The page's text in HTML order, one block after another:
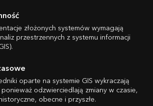
złożonych systemów wymagają
przestrzennych z systemu informacji
oparte na systemie GIS wykraczają
odzwierciedlają zmiany w czasie,
obecne i przyszłe.